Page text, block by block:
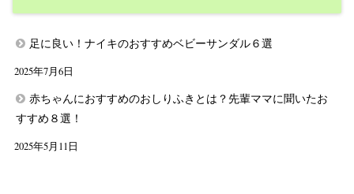
足に良い！ナイキのおすすめベビーサンダル６選
2025年7月6日
赤ちゃんにおすすめのおしりふきとは？先輩ママに聞いたお
すすめ８選！
2025年5月11日